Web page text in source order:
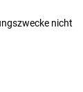
nicht